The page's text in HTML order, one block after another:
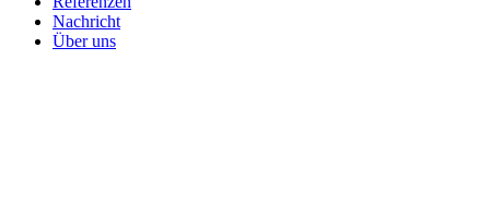
Nachricht
Über uns